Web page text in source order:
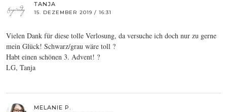
TANJA
15. DEZEMBER 2019 / 16:31
Vielen Dank für diese tolle Verlosung, da versuche ich doch nur zu gerne
mein Glück! Schwarz/grau wäre toll ?
Habt einen schönen 3. Advent! ?
LG, Tanja
MELANIE P.